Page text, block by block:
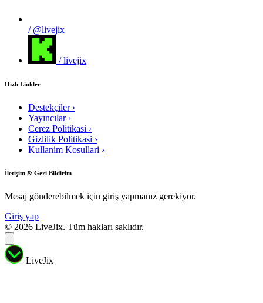
/ @livejix
/ livejix
Hızlı Linkler
Destekçiler ›
Yayıncılar ›
Cerez Politikasi ›
Gizlilik Politikasi ›
Kullanim Kosullari ›
İletişim & Geri Bildirim
Mesaj gönderebilmek için giriş yapmanız gerekiyor.
Giriş yap
© 2026 LiveJix. Tüm hakları saklıdır.
LiveJix